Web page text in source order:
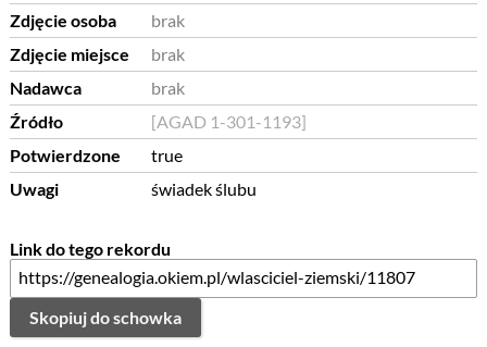
Zdjęcie osoba
brak
Zdjęcie miejsce
brak
Nadawca
brak
Źródło
[AGAD 1-301-1193]
Potwierdzone
true
Uwagi
świadek ślubu
Link do tego rekordu
Skopiuj do schowka